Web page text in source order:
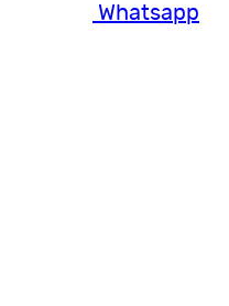
Whatsapp